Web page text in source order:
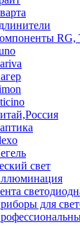
RG,
свет
для